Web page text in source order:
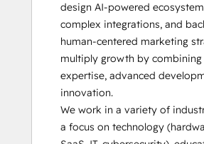
HubSpot Architecture I: Data
APIs
HubSpot Architecture II:
Messaging Tools
HubSpot CMS for
HubSpot Content Hub
HubSpot Email Marketing
Certification
design AI-powered
complex integrations, and
human-centered marketing
multiply growth by
expertise, advanced
innovation.
We work in a variety of
a focus on technology